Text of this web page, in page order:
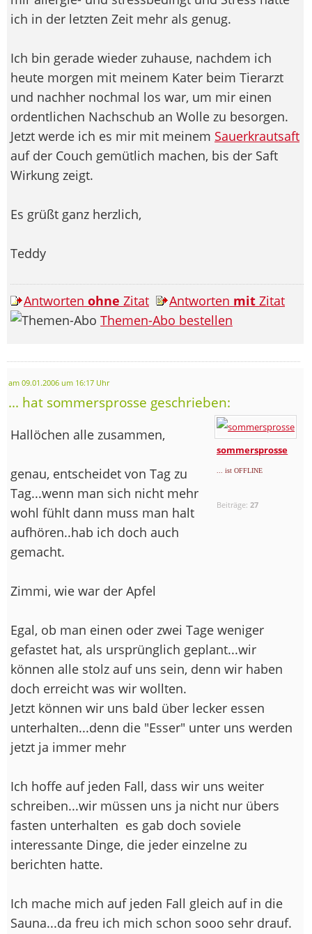
ich in der letzten Zeit mehr als genug.
Ich bin gerade wieder zuhause, nachdem ich
heute morgen mit meinem Kater beim Tierarzt
und nachher nochmal los war, um mir einen
ordentlichen Nachschub an Wolle zu besorgen.
Jetzt werde ich es mir mit meinem Sauerkrautsaft
auf der Couch gemütlich machen, bis der Saft
Wirkung zeigt.
Es grüßt ganz herzlich,
Teddy
Antworten ohne Zitat Antworten mit Zitat
Themen-Abo bestellen
am 09.01.2006 um 16:17 Uhr
... hat sommersprosse geschrieben:
sommersprosse
... ist OFFLINE
Beiträge: 27
Hallöchen alle zusammen,
genau, entscheidet von Tag zu
Tag...wenn man sich nicht mehr
wohl fühlt dann muss man halt
aufhören..hab ich doch auch
gemacht.
Zimmi, wie war der Apfel
Egal, ob man einen oder zwei Tage weniger
gefastet hat, als ursprünglich geplant...wir
können alle stolz auf uns sein, denn wir haben
doch erreicht was wir wollten.
Jetzt können wir uns bald über lecker essen
unterhalten...denn die "Esser" unter uns werden
jetzt ja immer mehr
Ich hoffe auf jeden Fall, dass wir uns weiter
schreiben...wir müssen uns ja nicht nur übers
fasten unterhalten es gab doch soviele
interessante Dinge, die jeder einzelne zu
berichten hatte.
Ich mache mich auf jeden Fall gleich auf in die
Sauna...da freu ich mich schon sooo sehr drauf.